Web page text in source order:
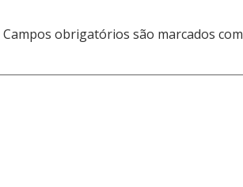
Campos obrigatórios são marcados com